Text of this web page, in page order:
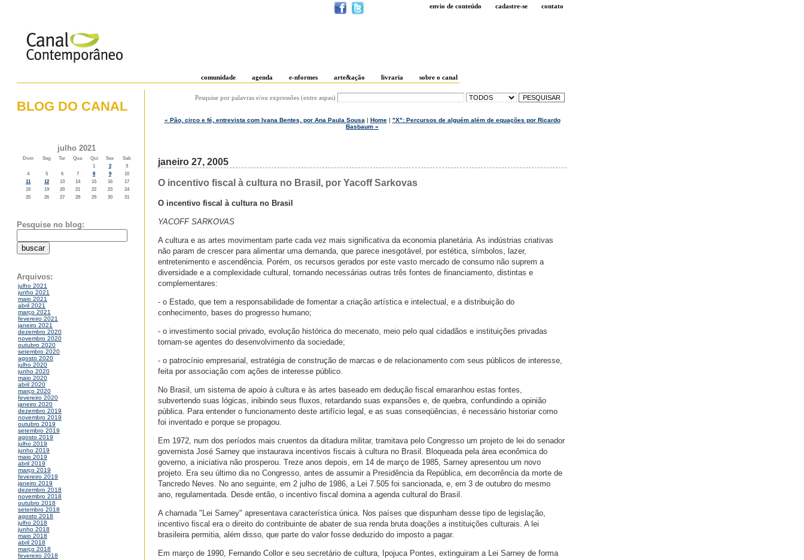
envio de conteúdo cadastre-se contato
comunidade agenda e-nformes arte&ação livraria sobre o canal
BLOG DO CANAL
julho 2021
Dom Seg Ter Qua Qui Sex
Sab
1
2
3
4
5 6 7 8 9
10
11
12 13 14 15 16
17
18
19 20 21 22 23
24
25
26 27 28 29 30 31
Pesquise no blog:
Arquivos:
julho 2021
junho 2021
maio 2021
abril 2021
março 2021
fevereiro 2021
janeiro 2021
dezembro 2020
novembro 2020
outubro 2020
setembro 2020
agosto 2020
julho 2020
junho 2020
maio 2020
abril 2020
março 2020
fevereiro 2020
janeiro 2020
dezembro 2019
novembro 2019
outubro 2019
setembro 2019
agosto 2019
julho 2019
junho 2019
maio 2019
abril 2019
março 2019
fevereiro 2019
janeiro 2019
dezembro 2018
novembro 2018
outubro 2018
setembro 2018
agosto 2018
julho 2018
junho 2018
maio 2018
abril 2018
março 2018
fevereiro 2018
Pesquise por palavras e/ou expressões (entre aspas)
« Pão, circo e fé, entrevista com Ivana Bentes, por Ana Paula Sousa | Home| "X": Percursos de alguém além de equações por Ricardo
Basbaum »
janeiro 27, 2005
O incentivo fiscal à cultura no Brasil, por Yacoff Sarkovas
O incentivo fiscal à cultura no Brasil
YACOFF SARKOVAS
A cultura e as artes movimentam parte cada vez mais significativa da economia planetária. As indústrias criativas
não param de crescer para alimentar uma demanda, que parece inesgotável, por estética, símbolos, lazer,
entretenimento e ascendência. Porém, os recursos gerados por este vasto mercado de consumo não suprem a
diversidade e a complexidade cultural, tornando necessárias outras três fontes de financiamento, distintas e
complementares:
- o Estado, que tem a responsabilidade de fomentar a criação artística e intelectual, e a distribuição do
conhecimento, bases do progresso humano;
- o investimento social privado, evolução histórica do mecenato, meio pelo qual cidadãos e instituições privadas
tornam-se agentes do desenvolvimento da sociedade;
- o patrocínio empresarial, estratégia de construção de marcas e de relacionamento com seus públicos de interesse,
feita por associação com ações de interesse público.
No Brasil, um sistema de apoio à cultura e às artes baseado em dedução fiscal emaranhou estas fontes,
subvertendo suas lógicas, inibindo seus fluxos, retardando suas expansões e, de quebra, confundindo a opinião
pública. Para entender o funcionamento deste artifício legal, e as suas conseqüências, é necessário historiar como
foi inventado e porque se propagou.
Em 1972, num dos períodos mais cruentos da ditadura militar, tramitava pelo Congresso um projeto de lei do senador
governista José Sarney que instaurava incentivos fiscais à cultura no Brasil. Bloqueada pela área econômica do
governo, a iniciativa não prosperou. Treze anos depois, em 14 de março de 1985, Sarney apresentou um novo
projeto. Era seu último dia no Congresso, antes de assumir a Presidência da República, em decorrência da morte de
Tancredo Neves. No ano seguinte, em 2 julho de 1986, a Lei 7.505 foi sancionada, e, em 3 de outubro do mesmo
ano, regulamentada. Desde então, o incentivo fiscal domina a agenda cultural do Brasil.
A chamada "Lei Sarney" apresentava característica única. Nos países que dispunham desse tipo de legislação,
incentivo fiscal era o direito do contribuinte de abater de sua renda bruta doações a instituições culturais. A lei
brasileira permitia, além disso, que parte do valor fosse deduzido do imposto a pagar.
Em março de 1990, Fernando Collor e seu secretário de cultura, Ipojuca Pontes, extinguiram a Lei Sarney de forma